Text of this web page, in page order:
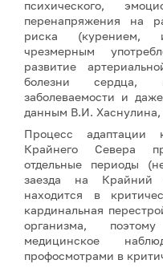
психического,
перенапряжения на
риска (курением,
чрезмерным
развитие
болезни сердца,
заболеваемости и
данным В.И.
Процесс адаптации
Крайнего Севера
отдельные периоды
заезда на Крайний
находится в
кардинальная
организма,
медицинское
профосмотрами в